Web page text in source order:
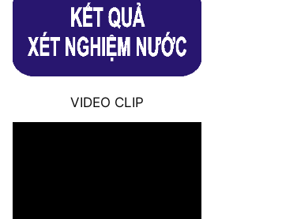
VIDEO CLIP